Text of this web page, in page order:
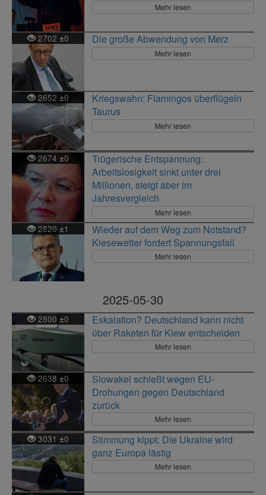
Mehr lesen
2702 ±0 Die große Abwendung von Merz
Mehr lesen
2652 ±0
Kriegswahn: Flamingos überflügeln
Taurus
Mehr lesen
2674 ±0
Trügerische Entspannung:
Arbeitslosigkeit sinkt unter drei
Millionen, steigt aber im
Jahresvergleich
Mehr lesen
2820 ±1
Wieder auf dem Weg zum Notstand?
Kiesewetter fordert Spannungsfall
Mehr lesen
2025-05-30
2800 ±0
Eskalation? Deutschland kann nicht
über Raketen für Kiew entscheiden
Mehr lesen
2638±0
Slowakei schießt wegen EU-
Drohungen gegen Deutschland
zurück
Mehr lesen
3031 ±0
Stimmung kippt: Die Ukraine wird
ganz Europa lästig
Mehr lesen